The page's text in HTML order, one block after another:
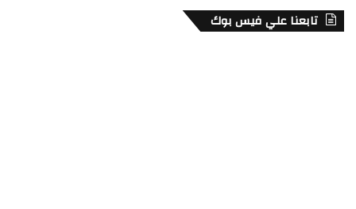
تابعنا علي فيس بوك